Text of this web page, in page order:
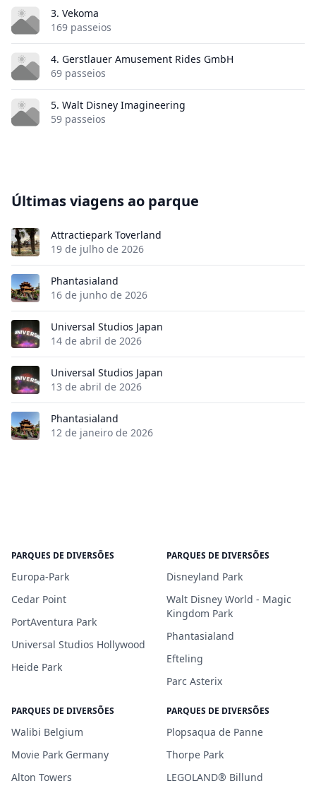
3. Vekoma
169 passeios
4. Gerstlauer Amusement Rides GmbH
69 passeios
5. Walt Disney Imagineering
59 passeios
Últimas viagens ao parque
Attractiepark Toverland
19 de julho de 2026
Phantasialand
16 de junho de 2026
Universal Studios Japan
14 de abril de 2026
Universal Studios Japan
13 de abril de 2026
Phantasialand
12 de janeiro de 2026
PARQUES DE DIVERSÕES
Europa-Park
Cedar Point
PortAventura Park
Universal Studios Hollywood
Heide Park
PARQUES DE DIVERSÕES
Disneyland Park
Walt Disney World - Magic
Kingdom Park
Phantasialand
Efteling
Parc Asterix
PARQUES DE DIVERSÕES
Walibi Belgium
Movie Park Germany
Alton Towers
PARQUES DE DIVERSÕES
Plopsaqua de Panne
Thorpe Park
LEGOLAND® Billund